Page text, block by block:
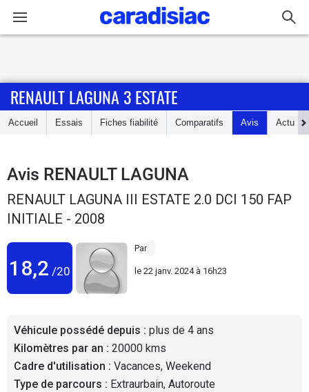
Accueil
Essais
Guide
d'achat
Utilitaires
Flottes
Auto
Services
RENAULT LAGUNA 3 ESTATE
Accueil Essais Fiches fiabilité Comparatifs Avis Actu
Avis RENAULT LAGUNA
RENAULT LAGUNA III ESTATE 2.0 DCI 150 FAP
INITIALE - 2008
18,2 /20
Par
le 22 janv. 2024 à 16h23
Véhicule possédé depuis : plus de 4 ans
Kilomètres par an : 20000 kms
Cadre d'utilisation : Vacances, Weekend
Type de parcours : Extraurbain, Autoroute